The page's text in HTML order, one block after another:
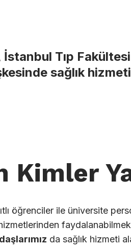
Tıp
sağlık
Kimler
öğrenciler ile üniversite
da sağlık hizmeti